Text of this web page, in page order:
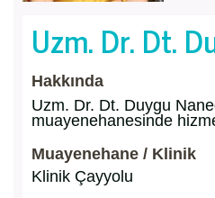
Uzm. Dr. Dt.
Hakkında
Uzm. Dr. Dt. Duygu
muayenehanesinde
Muayenehane / Klinik
Klinik Çayyolu